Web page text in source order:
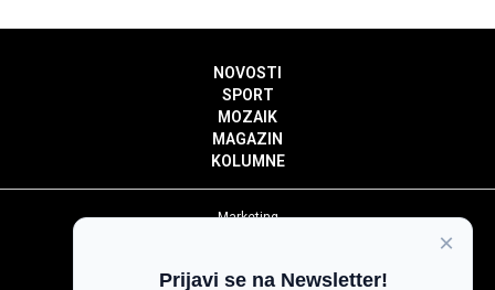
NOVOSTI
SPORT
MOZAIK
MAGAZIN
KOLUMNE
Marketing
Impressum
×
Prijavi se na Newsletter!